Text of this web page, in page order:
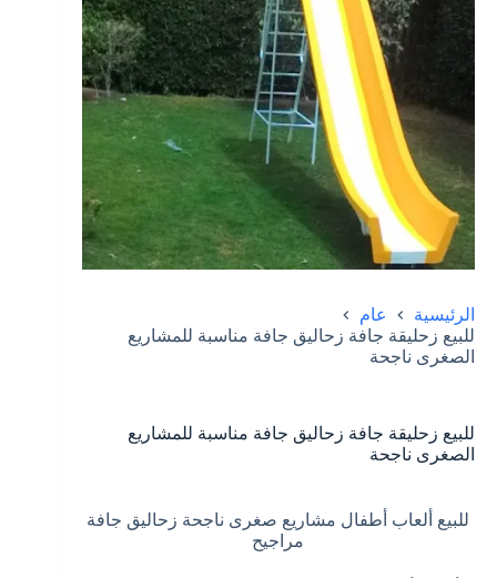
الرئيسية
عام
للبيع زحليقة جافة زحاليق جافة مناسبة للمشاريع
الصغرى ناجحة
للبيع زحليقة جافة زحاليق جافة مناسبة للمشاريع
الصغرى ناجحة
للبيع ألعاب أطفال مشاريع صغرى ناجحة زحاليق جافة
مراجيح